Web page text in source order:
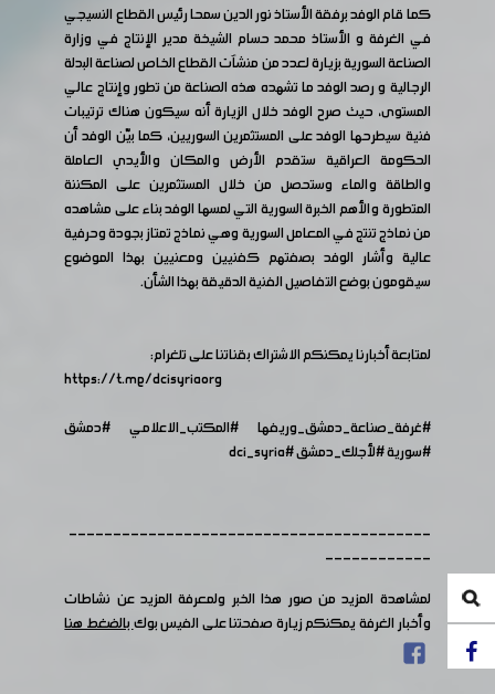
كما قام الوفد برفقة الأستاذ نور الدين سمحا رئيس القطاع النسيجي
في الغرفة و الأستاذ محمد حسام الشيخة مدير الإنتاج في وزارة
الصناعة السورية بزيارة لعدد من منشآت القطاع الخاص لصناعة البدلة
الرجالية و رصد الوفد ما تشهده هذه الصناعة من تطور وإنتاج عالي
المستوى، حيث صرح الوفد خلال الزيارة أنه سيكون هناك ترتيبات
فنية سيطرحها الوفد على المستثمرين السوريين، كما بيّن الوفد أن
الحكومة العراقية ستقدم الأرض والمكان والأيدي العاملة
والطاقة والماء وستحصل من خلال المستثمرين على المكننة
المتطورة والأهم الخبرة السورية التي لمسها الوفد بناء على مشاهده
من نماذج تنتج في المعامل السورية وهي نماذج تمتاز بجودة وحرفية
عالية وأشار الوفد بصفتهم كفنيين ومعنيين بهذا الموضوع
سيقومون بوضع التفاصيل الفنية الدقيقة بهذا الشأن.
لمتابعة أخبارنا يمكنكم الاشتراك بقناتنا على تلغرام:
https://t.me/dcisyriaorg
#غرفة_صناعة_دمشق_وريفها
#المكتب_الاعلامي
#دمشق
#سورية#لأجلك_دمشق#dci_syria
-----------------------------------------
------------
لمشاهدة المزيد من صور هذا الخبر ولمعرفة المزيد عن نشاطات
وأخبار الغرفة يمكنكم زيارة صفحتنا على الفيس بوكبالضغط هنا